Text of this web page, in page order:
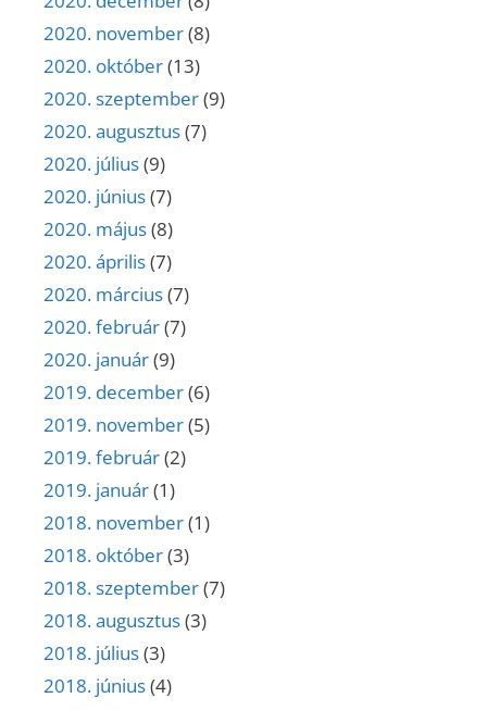
2020. november(8)
2020. október(13)
2020. szeptember(9)
2020. augusztus(7)
2020. július(9)
2020. június(7)
2020. május(8)
2020. április(7)
2020. március(7)
2020. február(7)
2020. január(9)
2019. december(6)
2019. november(5)
2019. február(2)
2019. január(1)
2018. november(1)
2018. október(3)
2018. szeptember(7)
2018. augusztus(3)
2018. július(3)
2018. június(4)